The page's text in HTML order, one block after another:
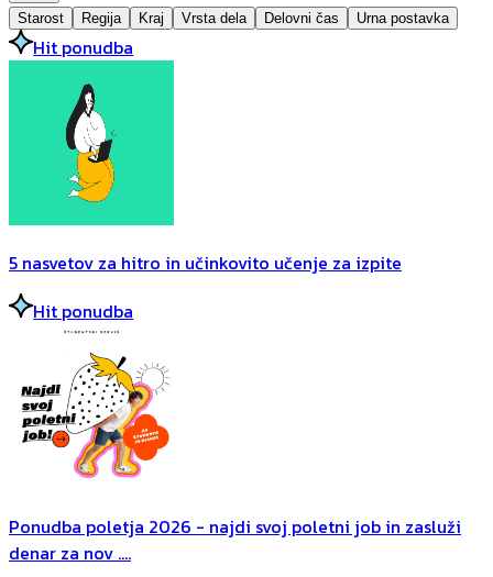
Starost Regija Kraj Vrsta dela Delovni čas Urna postavka
Hit ponudba
5 nasvetov za hitro in učinkovito učenje za izpite
Hit ponudba
Ponudba poletja 2026 - najdi svoj poletni job in zasluži
denar za nov ....